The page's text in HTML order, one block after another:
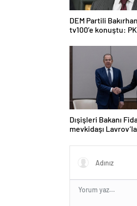
DEM Partili
tv100’e konuştu:
Dışişleri Bakanı
mevkidaşı